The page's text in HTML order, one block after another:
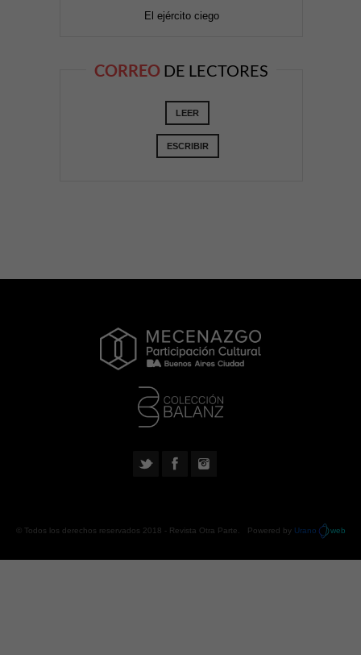
El ejército ciego
CORREO DE LECTORES
LEER
ESCRIBIR
© Todos los derechos reservados 2018 - Revista Otra Parte . Powered by Urano web